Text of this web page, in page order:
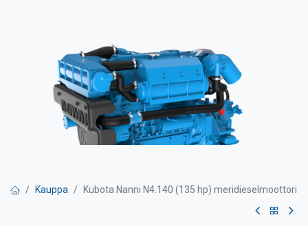
Kauppa Kubota Nanni N4.140 (135 hp) meridieselmoottori